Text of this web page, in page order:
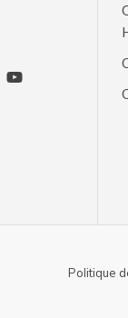
Politique